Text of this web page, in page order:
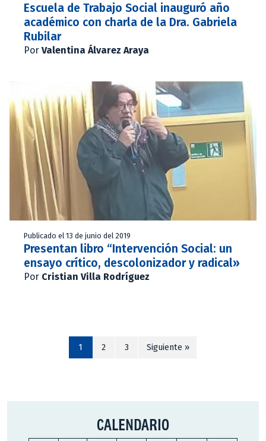
Escuela de Trabajo Social inauguró año
académico con charla de la Dra. Gabriela
Rubilar
Por Valentina Álvarez Araya
Publicado el 13 de junio del 2019
Presentan libro “Intervención Social: un
ensayo crítico, descolonizador y radical»
Por Cristian Villa Rodríguez
1 2 3 Siguiente »
CALENDARIO